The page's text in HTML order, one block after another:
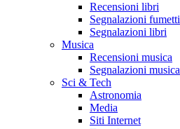
Recensioni libri
Segnalazioni fumetti
Segnalazioni libri
Musica
Recensioni musica
Segnalazioni musica
Sci & Tech
Astronomia
Media
Siti Internet